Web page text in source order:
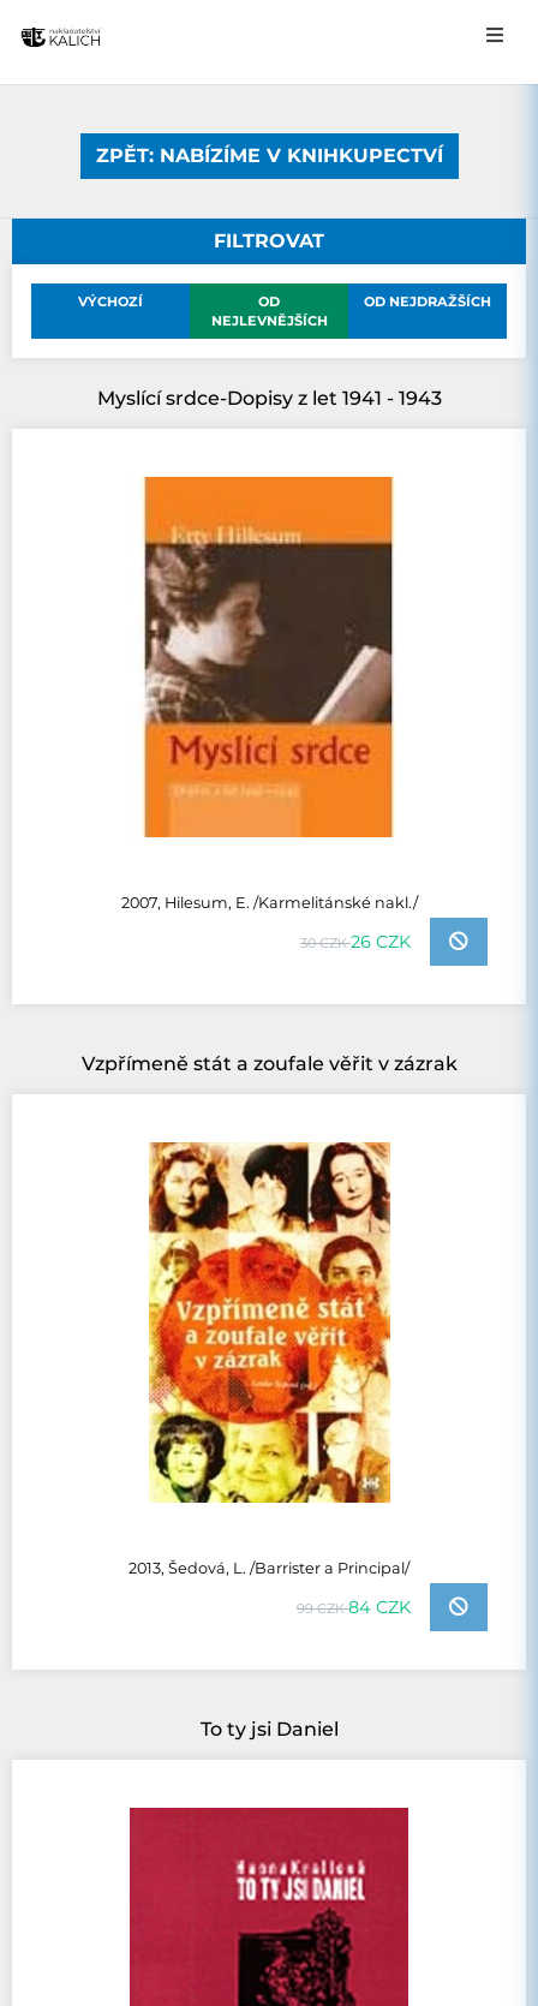
ZPĚT: NABÍZÍME V KNIHKUPECTVÍ
FILTROVAT
VÝCHOZÍ
OD
NEJLEVNĚJŠÍCH
OD NEJDRAŽŠÍCH
Myslící srdce-Dopisy z let 1941 - 1943
2007, Hilesum, E. /Karmelitánské nakl./
30 CZK26 CZK
Vzpřímeně stát a zoufale věřit v zázrak
2013, Šedová, L. /Barrister a Principal/
99 CZK84 CZK
To ty jsi Daniel